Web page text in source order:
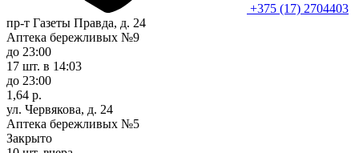
+375 (17) 2704403
пр-т Газеты Правда, д. 24
Аптека бережливых №9
до 23:00
17 шт. в 14:03
до 23:00
1,64 р.
ул. Червякова, д. 24
Аптека бережливых №5
Закрыто